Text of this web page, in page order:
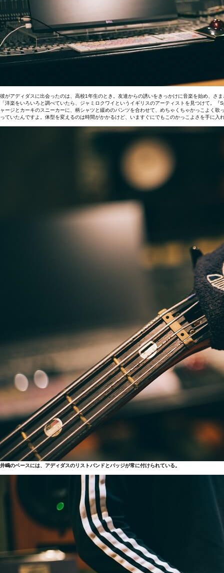
彼がアディダスに出会ったのは、高校1年生のとき。友達からの誘いをきっかけに音楽を始め、さ
「洋楽をいろいろと調べていたら、ジャミロクワイというイギリスのアーティストを見つけて。
ャージとカーキのスニーカーに、柄シャツと緩めのパンツを合わせて、めちゃくちゃかっこよく
っていたんですよ。体型を変えるのは時間がかかるけど、いますぐにでもこのかっこよさを手に入
井嶋のベースには、アディダスのリストバンドとバッジが常に付けられている。